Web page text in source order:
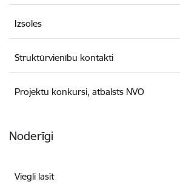
Izsoles
Struktūrvienību kontakti
Projektu konkursi, atbalsts NVO
Noderīgi
Viegli lasīt